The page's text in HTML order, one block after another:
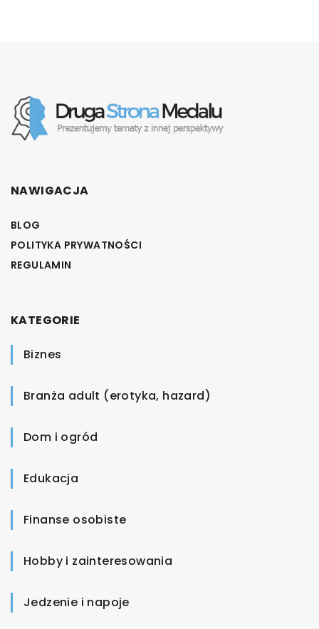
NAWIGACJA
BLOG
POLITYKA PRYWATNOŚCI
REGULAMIN
KATEGORIE
Biznes
Branża adult (erotyka, hazard)
Dom i ogród
Edukacja
Finanse osobiste
Hobby i zainteresowania
Jedzenie i napoje